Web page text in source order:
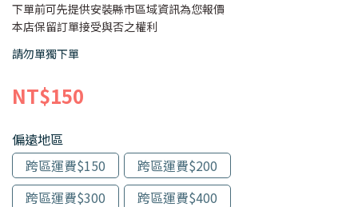
下單前可先提供安裝縣市區域資訊為您報價
本店保留訂單接受與否之權利
請勿單獨下單
NT$150
偏遠地區
跨區運費$150
跨區運費$200
跨區運費$300
跨區運費$400